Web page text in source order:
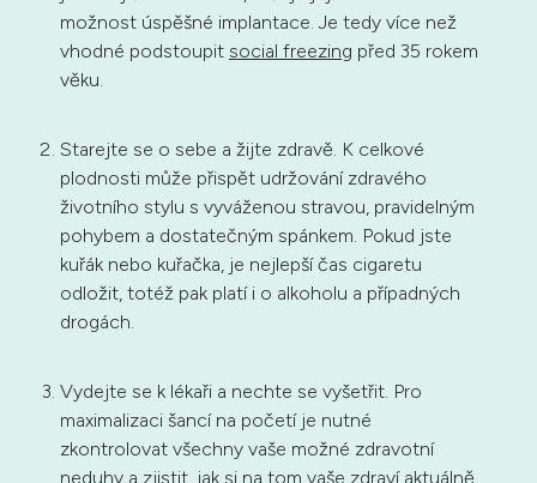
možnost úspěšné implantace. Je tedy více než
vhodné podstoupit social freezing před 35 rokem
věku.
Starejte se o sebe a žijte zdravě. K celkové
plodnosti může přispět udržování zdravého
životního stylu s vyváženou stravou, pravidelným
pohybem a dostatečným spánkem. Pokud jste
kuřák nebo kuřačka, je nejlepší čas cigaretu
odložit, totéž pak platí i o alkoholu a případných
drogách.
Vydejte se k lékaři a nechte se vyšetřit. Pro
maximalizaci šancí na početí je nutné
zkontrolovat všechny vaše možné zdravotní
neduhy a zjistit, jak si na tom vaše zdraví aktuálně